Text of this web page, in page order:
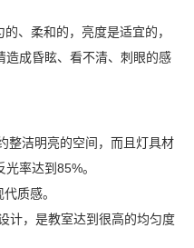
、柔和的，亮度是适宜的，
造成昏眩、看不清、刺眼的感
整洁明亮的空间，而且灯具材
率达到85%。
质感。
计，是教室达到很高的均匀度